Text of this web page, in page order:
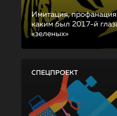
Имитация,
каким был 2017-й
«зеленых»
СПЕЦПРОЕКТ